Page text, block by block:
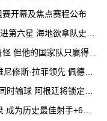
开幕及焦点赛程公布
第六星 海地欲拿队史首
但他的国家队只赢得了
修斯·拉菲领先 佩德罗
时输球 阿根廷将锁定榜
成为历史最佳射手+6次